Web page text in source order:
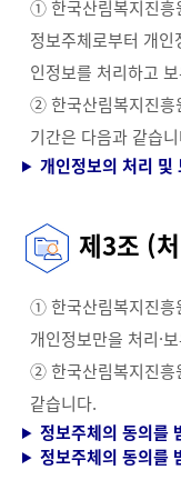
① 한국산림복지진흥
정보주체로부터 개
인정보를 처리하고
② 한국산림복지진흥
기간은 다음과 같습
개인정보의 처리 및
제3조 (
① 한국산림복지진흥
개인정보만을 처리·
② 한국산림복지진흥
같습니다.
정보주체의 동의를
정보주체의 동의를